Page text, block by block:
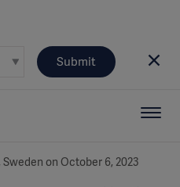
Submit
on October 6, 2023